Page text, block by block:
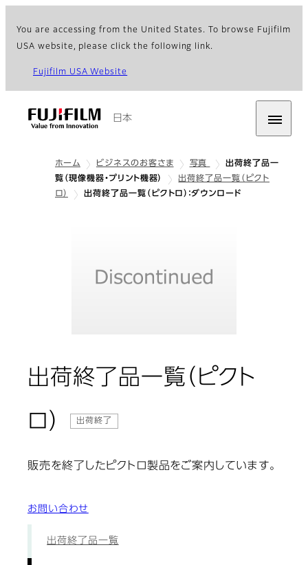
You are accessing from the United States. To browse Fujifilm
USA website, please click the following link.
Fujifilm USA Website
日本
ホーム ビジネスのお客さま 写真
出荷終了品一
覧（現像機器・プリント機器）
出荷終了品一覧（ピクト
ロ）
出荷終了品一覧（ピクトロ）：ダウンロード
出荷終了品一覧（ピクト
ロ）
: ダウンロード
出荷終了
販売を終了したピクトロ製品をご案内しています。
お問い合わせ
出荷終了品一覧